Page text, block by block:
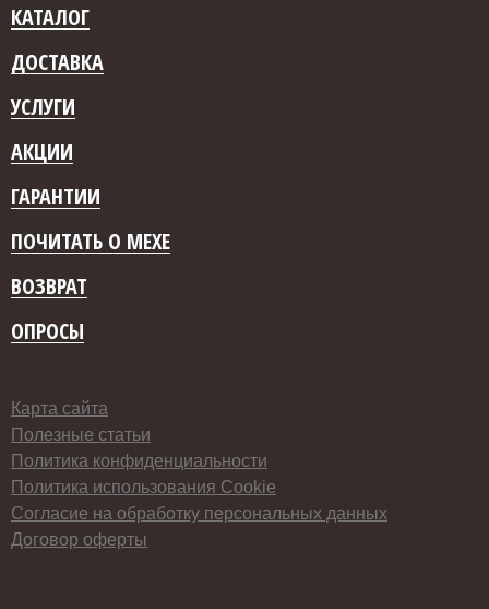
КАТАЛОГ
ДОСТАВКА
УСЛУГИ
АКЦИИ
ГАРАНТИИ
ПОЧИТАТЬ О МЕХЕ
ВОЗВРАТ
ОПРОСЫ
Карта сайта
Полезные статьи
Политика конфиденциальности
Политика использования Cookie
Согласие на обработку персональных данных
Договор оферты